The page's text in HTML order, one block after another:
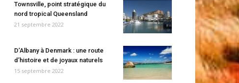
Townsville, point stratégique du
nord tropical Queensland
21 septembre 2022
D’Albany à Denmark : une route
d’histoire et de joyaux naturels
15 septembre 2022